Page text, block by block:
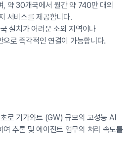
, 약 30개국에서 월간 약 740만 대의
서비스를 제공합니다.
설치가 어려운 소외 지역이나
으로 즉각적인 연결이 가능합니다.
로 기가와트 (GW) 규모의 고성능 AI
여 추론 및 에이전트 업무의 처리 속도를